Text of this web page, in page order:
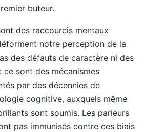
buteur.
des raccourcis mentaux
notre perception de la
des défauts de caractère ni des
ce sont des mécanismes
par des décennies de
cognitive, auxquels même
sont soumis. Les parieurs
pas immunisés contre ces biais